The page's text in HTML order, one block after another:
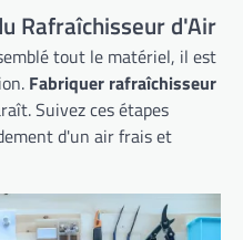
Rafraîchisseur d'Air
tout le matériel, il est
Fabriquer rafraîchisseur
Suivez ces étapes
d'un air frais et